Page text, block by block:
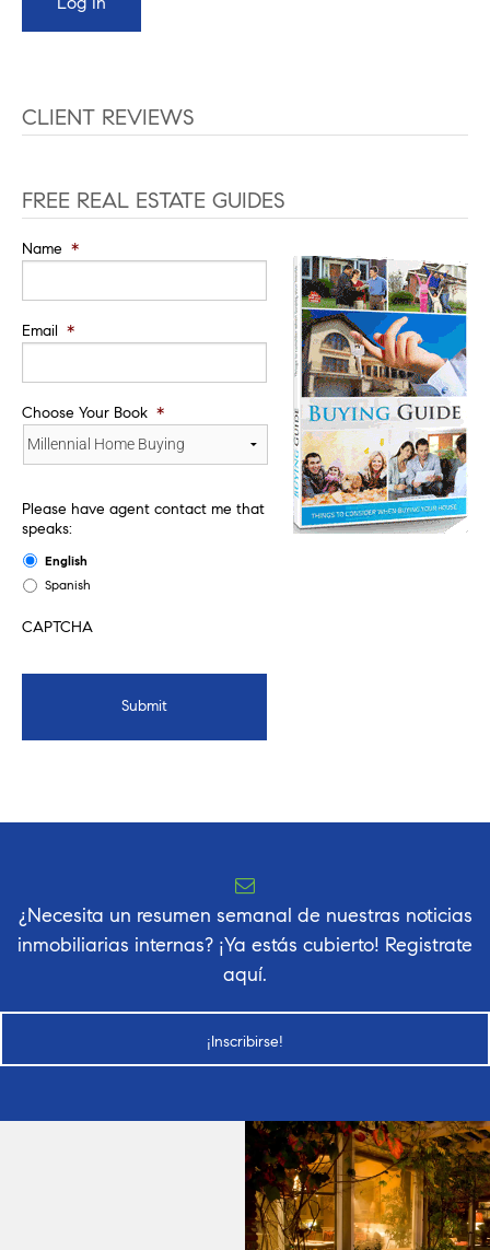
CLIENT REVIEWS
FREE REAL ESTATE GUIDES
Name *
Email *
Choose Your Book *
Please have agent contact me that
speaks:
English
Spanish
CAPTCHA
¿Necesita un resumen semanal de nuestras noticias
inmobiliarias internas? ¡Ya estás cubierto! Registrate
aquí.
¡Inscribirse!